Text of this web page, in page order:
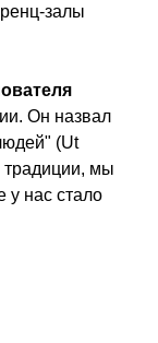
залы
Он назвал
(Ut
традиции, мы
нас стало